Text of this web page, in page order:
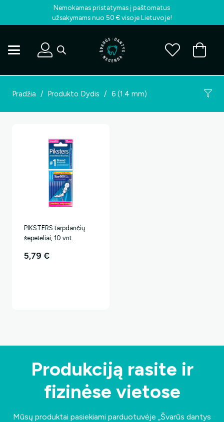
Nemokamas pristatymas į paštomatus
užsakymams nuo 50 € visoje Lietuvoje!
Pradžia / Produkto Dydis / 6 (1.4 mm)
PIKSTERS tarpdančių
šepetėliai, 10 vnt.
5,79€
Produkciją rasite ir
fizinėse vietose
Mūsų produktai pasiekiami parduotuvėje „Švarūs dantys